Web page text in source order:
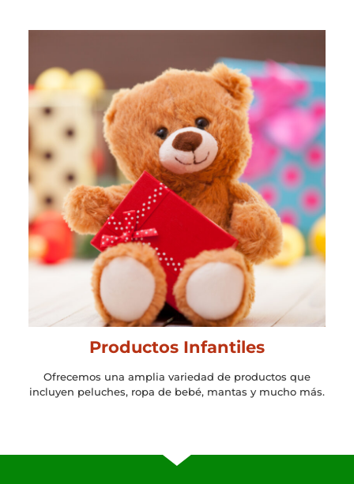
Productos Infantiles
Ofrecemos una amplia variedad de productos que
incluyen peluches, ropa de bebé, mantas y mucho más.